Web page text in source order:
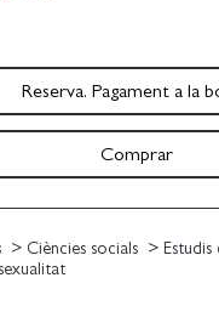
Reserva. Pagament a la
Comprar
Ciències socials
Estudis